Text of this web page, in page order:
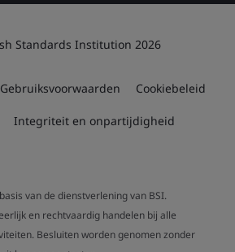
Standards Institution 2026
Gebruiksvoorwaarden Cookiebeleid
Integriteit en onpartijdigheid
van de dienstverlening van BSI.
en rechtvaardig handelen bij alle
Besluiten worden genomen zonder